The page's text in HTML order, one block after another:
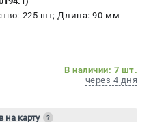
225 шт; Длина: 90 мм
В наличии: 7 шт.
через 4 дня
на карту ?